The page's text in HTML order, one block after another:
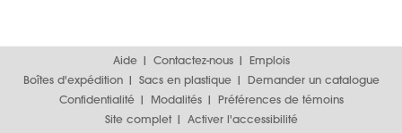
Aide Contactez-nous
Emplois
Boîtes d'expédition
Sacs en plastique
Demander un catalogue
Confidentialité
Modalités
Préférences de témoins
Site complet
Activer l'accessibilité